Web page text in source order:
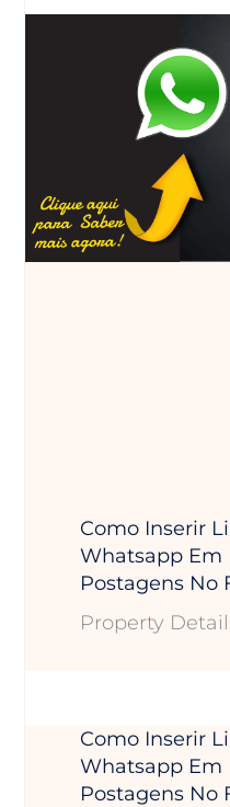
Como Inserir
Whatsapp Em
Postagens No
Property
Como Inserir
Whatsapp Em
Postagens No